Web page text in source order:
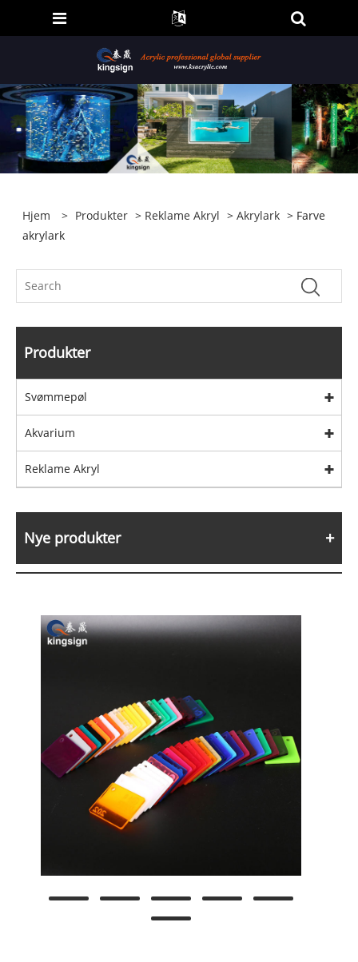
Hjem > Produkter > Reklame Akryl >Akrylark > Farve
akrylark
Produkter
Svømmepøl
Akvarium
Reklame Akryl
Nye produkter